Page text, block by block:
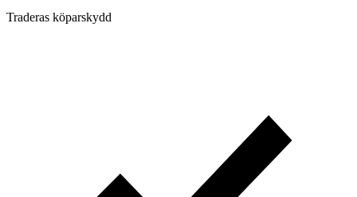
Traderas köparskydd